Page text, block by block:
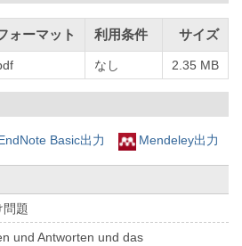
ォーマット 利用条件 サイズ
なし 2.35 MB
Basic出力 Mendeley出力
題
und Antworten und das